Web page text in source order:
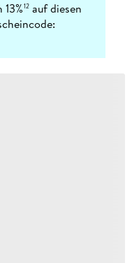
12 auf diesen